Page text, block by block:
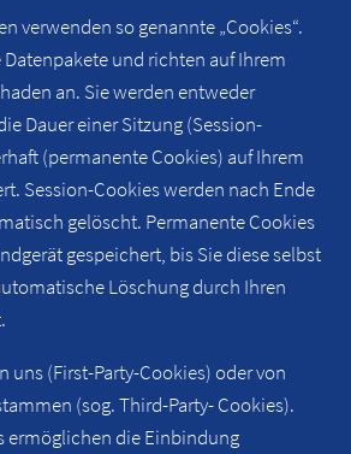
verwenden so genannte „Cookies“.
und richten auf Ihrem
an. Sie werden entweder
Dauer einer Sitzung (Session-
(permanente Cookies) auf Ihrem
Session-Cookies werden nach Ende
gelöscht. Permanente Cookies
gespeichert, bis Sie diese selbst
Löschung durch Ihren
uns (First-Party-Cookies) oder von
(sog. Third-Party- Cookies).
ermöglichen die Einbindung